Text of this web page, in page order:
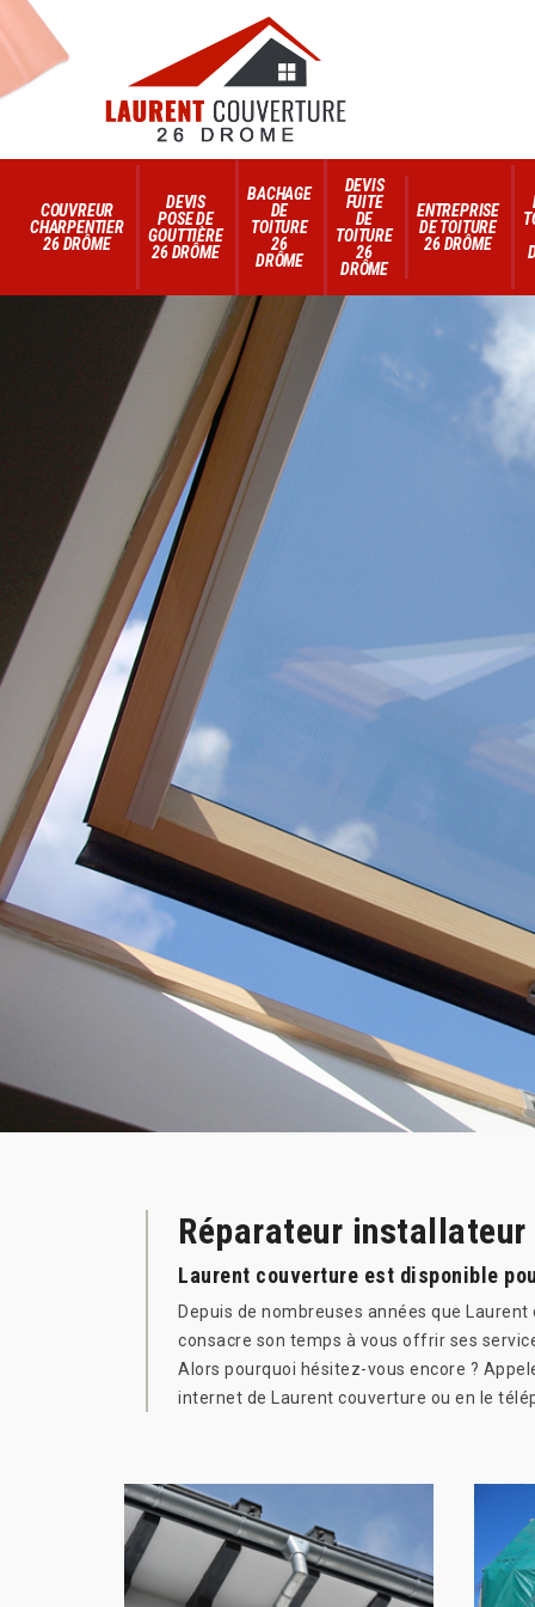
COUVREUR
CHARPENTIER
26 DRÔME
DEVIS
POSE DE
GOUTTIÈRE
26 DRÔME
BACHAGE
DE
TOITURE
26
DRÔME
DEVIS
FUITE
DE
TOITURE
26
DRÔME
ENTREPRISE
DE TOITURE
26 DRÔME
Réparateur
Laurent couverture est disponible
Depuis de nombreuses années que
consacre son temps à vous offrir ses
Alors pourquoi hésitez-vous encore ?
internet de Laurent couverture ou en le